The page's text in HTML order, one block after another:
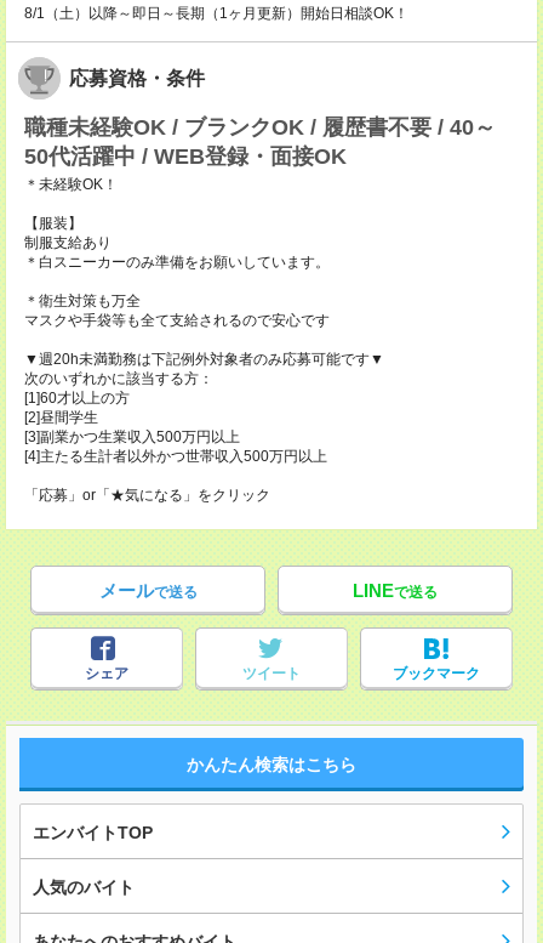
8/1（土）以降～即日～長期（1ヶ月更新）開始日相談OK！
応募資格・条件
職種未経験OK / ブランクOK / 履歴書不要 / 40～
50代活躍中 / WEB登録・面接OK
＊未経験OK！
【服装】
制服支給あり
＊白スニーカーのみ準備をお願いしています。
＊衛生対策も万全
マスクや手袋等も全て支給されるので安心です
▼週20h未満勤務は下記例外対象者のみ応募可能です▼
次のいずれかに該当する方：
[1]60才以上の方
[2]昼間学生
[3]副業かつ生業収入500万円以上
[4]主たる生計者以外かつ世帯収入500万円以上
「応募」or「★気になる」をクリック
メールで送る LINEで送る
シェア ツイート ブックマーク
かんたん検索はこちら
エンバイトTOP
人気のバイト